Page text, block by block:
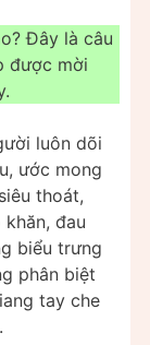
Đây là câu
được mời
luôn dõi
ước mong
thoát,
đau
biểu trưng
phân biệt
tay che